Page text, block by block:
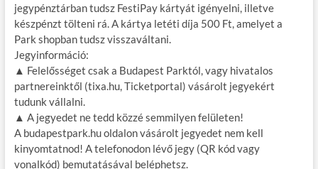
jegypénztárban tudsz FestiPay kártyát igényelni, illetve
készpénzt tölteni rá. A kártya letéti díja 500 Ft, amelyet a
Park shopban tudsz visszaváltani.
Jegyinformáció:
▲ Felelősséget csak a Budapest Parktól, vagy hivatalos
partnereinktől (tixa.hu, Ticketportal) vásárolt jegyekért
tudunk vállalni.
▲ A jegyedet ne tedd közzé semmilyen felületen!
A budapestpark.hu oldalon vásárolt jegyedet nem kell
kinyomtatnod! A telefonodon lévő jegy (QR kód vagy
vonalkód) bemutatásával beléphetsz.